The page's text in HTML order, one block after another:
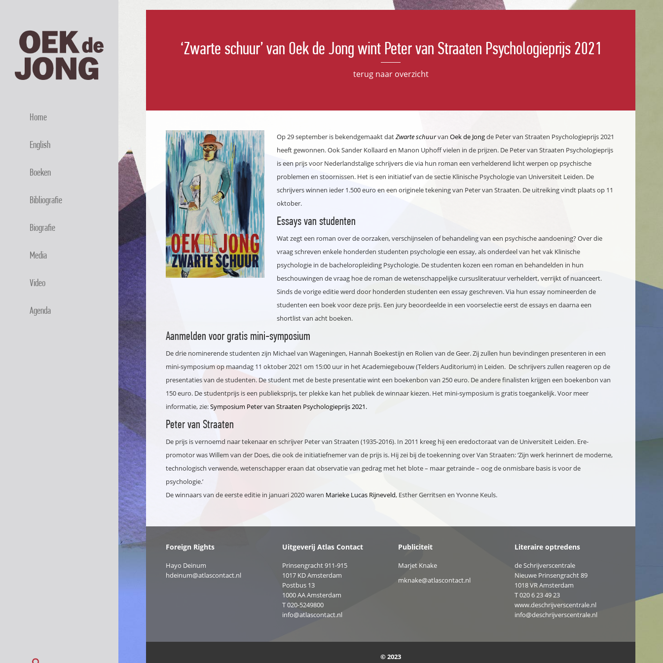
Home
English
Boeken
Bibliografie
Biografie
Media
Video
Agenda
‘Zwarte schuur’ van Oek de Jong wint Peter van Straaten Psychologieprijs 2021
terug naar overzicht
Op 29 september is bekendgemaakt datZwarte schuurvan Oek de Jongde Peter van Straaten Psychologieprijs 2021
heeft gewonnen. Ook Sander Kollaard en Manon Uphoff vielen in de prijzen. De Peter van Straaten Psychologieprijs
is een prijs voor Nederlandstalige schrijvers die via hun roman een verhelderend licht werpen op psychische
problemen en stoornissen. Het is een initiatief van de sectie Klinische Psychologie van Universiteit Leiden. De
schrijvers winnen ieder 1.500 euro en een originele tekening van Peter van Straaten. De uitreiking vindt plaats op 11
oktober.
Essays van studenten
Wat zegt een roman over de oorzaken, verschijnselen of behandeling van een psychische aandoening? Over die
vraag schreven enkele honderden studenten psychologie een essay, als onderdeel van het vak Klinische
psychologie in de bacheloropleiding Psychologie. De studenten kozen een roman en behandelden in hun
beschouwingen de vraag hoe de roman de wetenschappelijke cursusliteratuur verheldert, verrijkt of nuanceert.
Sinds de vorige editie werd door honderden studenten een essay geschreven. Via hun essay nomineerden de
studenten een boek voor deze prijs. Een jury beoordeelde in een voorselectie eerst de essays en daarna een
shortlist van acht boeken.
Aanmelden voor gratis mini-symposium
De drie nominerende studenten zijn Michael van Wageningen, Hannah Boekestijn en Rolien van de Geer. Zij zullen hun bevindingen presenteren in een
mini-symposium op maandag 11 oktober 2021 om 15:00 uur in het Academiegebouw (Telders Auditorium) in Leiden. De schrijvers zullen reageren op de
presentaties van de studenten. De student met de beste presentatie wint een boekenbon van 250 euro. De andere finalisten krijgen een boekenbon van
150 euro. De studentprijs is een publieksprijs, ter plekke kan het publiek de winnaar kiezen. Het mini-symposium is gratis toegankelijk. Voor meer
informatie, zie:Symposium Peter van Straaten Psychologieprijs 2021.
Peter van Straaten
De prijs is vernoemd naar tekenaar en schrijver Peter van Straaten (1935-2016). In 2011 kreeg hij een eredoctoraat van de Universiteit Leiden. Ere-
promotor was Willem van der Does, die ook de initiatiefnemer van de prijs is. Hij zei bij de toekenning over Van Straaten: ‘Zijn werk herinnert de moderne,
technologisch verwende, wetenschapper eraan dat observatie van gedrag met het blote – maar getrainde – oog de onmisbare basis is voor de
psychologie.’
De winnaars van de eerste editie in januari 2020 waren Marieke Lucas Rijneveld, Esther Gerritsen en Yvonne Keuls.
Foreign Rights
Hayo Deinum
hdeinum@atlascontact.nl
Uitgeverij Atlas Contact
Prinsengracht 911-915
1017 KD Amsterdam
Postbus 13
1000 AA Amsterdam
T 020-5249800
info@atlascontact.nl
Publiciteit
Marjet Knake
mknake@atlascontact.nl
Literaire optredens
de Schrijverscentrale
Nieuwe Prinsengracht 89
1018 VR Amsterdam
T020 6 23 49 23
www.deschrijverscentrale.nl
info@deschrijverscentrale.nl
© 2023